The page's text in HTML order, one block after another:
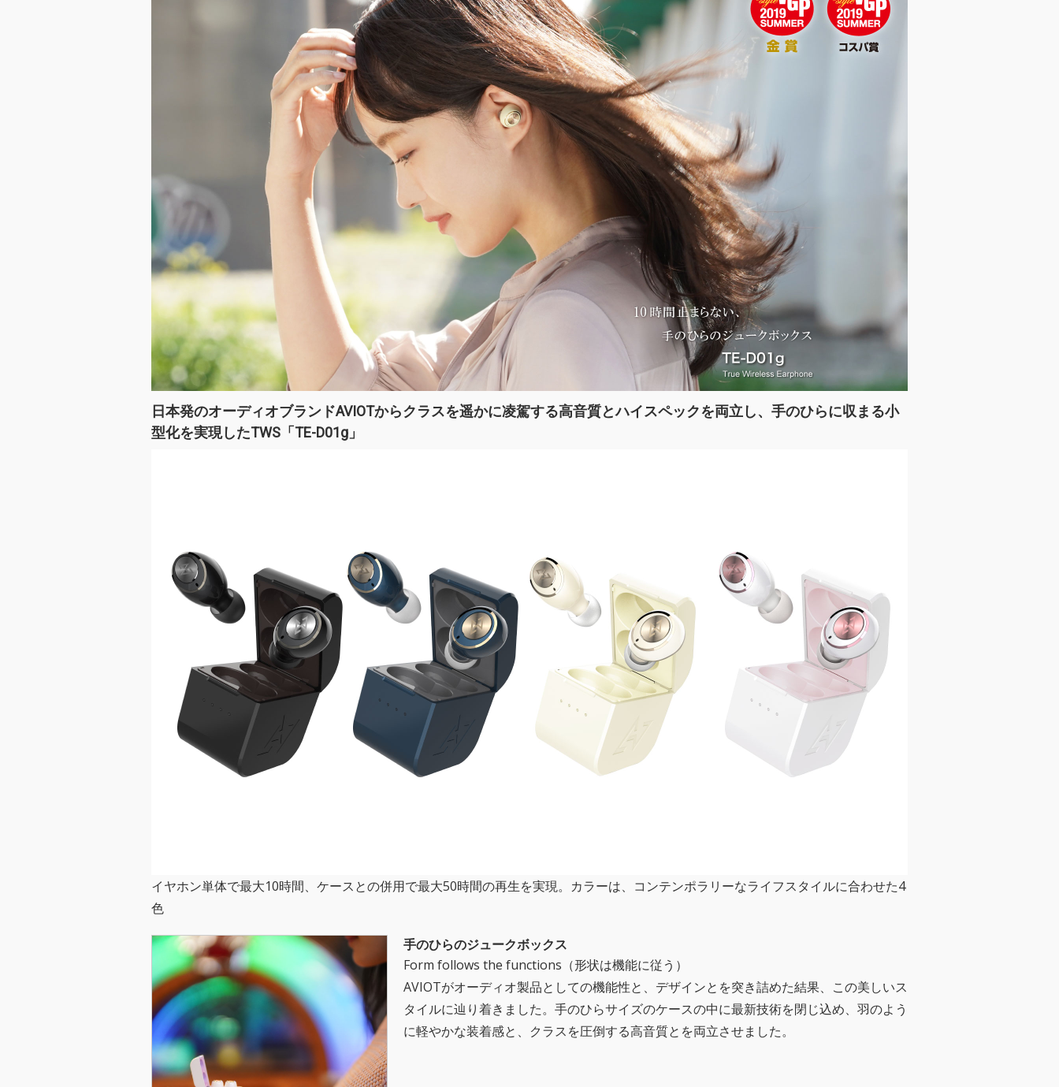
日本発のオーディオブランドAVIOTからクラスを遥かに凌駕する高音質とハイスペックを両立し、手のひらに収まる小
型化を実現したTWS「TE-D01g」
イヤホン単体で最大10時間、ケースとの併用で最大50時間の再生を実現。カラーは、コンテンポラリーなライフスタイルに合わせた4
色
手のひらのジュークボックス
Form follows the functions（形状は機能に従う）
AVIOTがオーディオ製品としての機能性と、デザインとを突き詰めた結果、この美しいス
タイルに辿り着きました。手のひらサイズのケースの中に最新技術を閉じ込め、羽のよう
に軽やかな装着感と、クラスを圧倒する高音質とを両立させました。